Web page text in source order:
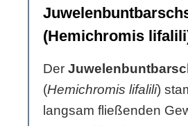
(Hemichromis
Der
(Hemichromis lifalili)
langsam fließenden